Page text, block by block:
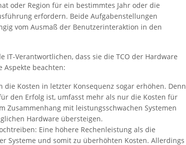
oder Region für ein bestimmtes Jahr oder die
erfordern. Beide Aufgabenstellungen
vom Ausmaß der Benutzerinteraktion in den
Verantwortlichen, dass sie die TCO der Hardware
Aspekte beachten:
die Kosten in letzter Konsequenz sogar erhöhen. Denn
den Erfolg ist, umfasst mehr als nur die Kosten für
Zusammenhang mit leistungsschwachen Systemen
Hardware übersteigen.
Eine höhere Rechenleistung als die
Systeme und somit zu überhöhten Kosten. Allerdings